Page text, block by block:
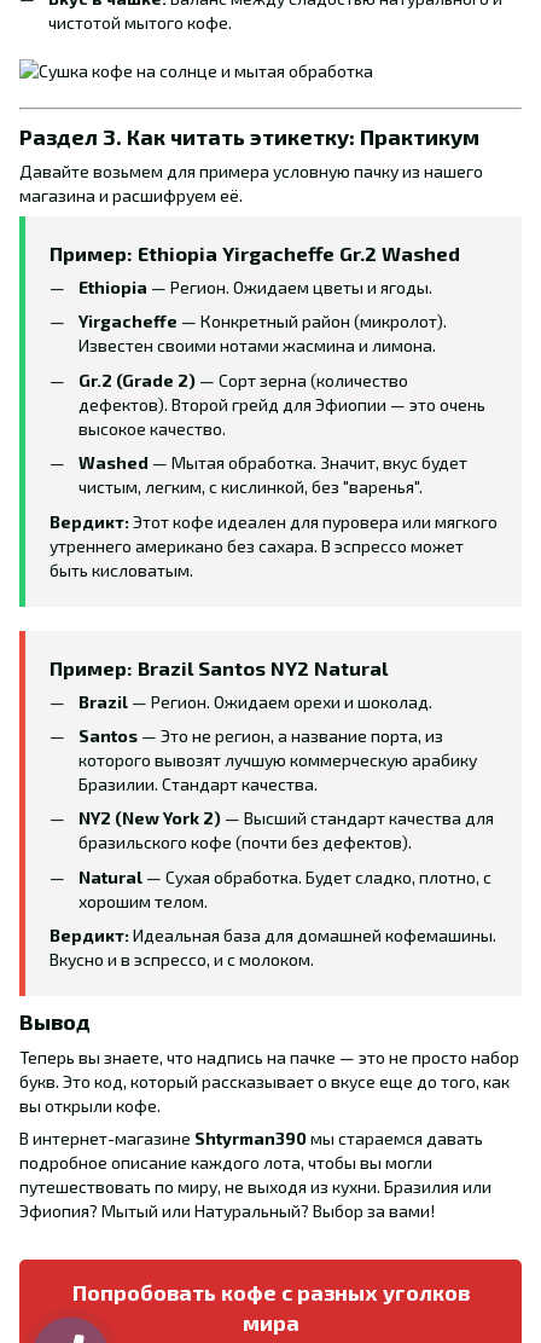
чистотой мытого кофе.
Раздел 3. Как читать этикетку: Практикум
Давайте возьмем для примера условную пачку из нашего
магазина и расшифруем её.
Пример: Ethiopia Yirgacheffe Gr.2 Washed
Ethiopia — Регион. Ожидаем цветы и ягоды.
Yirgacheffe — Конкретный район (микролот).
Известен своими нотами жасмина и лимона.
Gr.2 (Grade 2) — Сорт зерна (количество
дефектов). Второй грейд для Эфиопии — это очень
высокое качество.
Washed — Мытая обработка. Значит, вкус будет
чистым, легким, с кислинкой, без "варенья".
Вердикт: Этот кофе идеален для пуровера или мягкого
утреннего американо без сахара. В эспрессо может
быть кисловатым.
Пример: Brazil Santos NY2 Natural
Brazil — Регион. Ожидаем орехи и шоколад.
Santos — Это не регион, а название порта, из
которого вывозят лучшую коммерческую арабику
Бразилии. Стандарт качества.
NY2 (New York 2) — Высший стандарт качества для
бразильского кофе (почти без дефектов).
Natural — Сухая обработка. Будет сладко, плотно, с
хорошим телом.
Вердикт: Идеальная база для домашней кофемашины.
Вкусно и в эспрессо, и с молоком.
Вывод
Теперь вы знаете, что надпись на пачке — это не просто набор
букв. Это код, который рассказывает о вкусе еще до того, как
вы открыли кофе.
В интернет-магазине Shtyrman390мы стараемся давать
подробное описание каждого лота, чтобы вы могли
путешествовать по миру, не выходя из кухни. Бразилия или
Эфиопия? Мытый или Натуральный? Выбор за вами!
Попробовать кофе с разных уголков
мира